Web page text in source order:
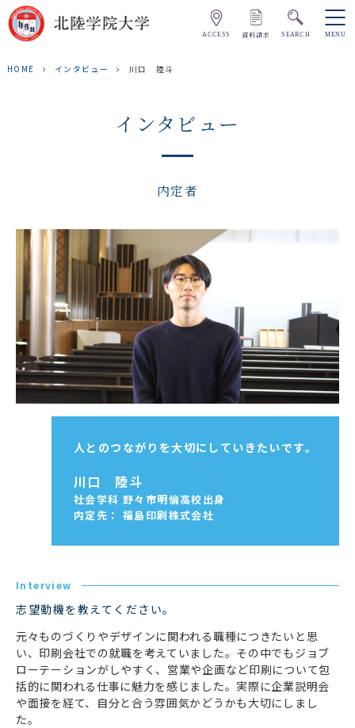
ACCESS 資料請求 SEARCH MENU
HOME インタビュー 川口 陸斗
インタビュー
内定者
人とのつながりを大切にしていきたいです。
川口 陸斗
社会学科 野々市明倫高校出身
内定先： 福島印刷株式会社
Interview
志望動機を教えてください。
元々ものづくりやデザインに関われる職種につきたいと思
い、印刷会社での就職を考えていました。その中でもジョブ
ローテーションがしやすく、営業や企画など印刷について包
括的に関われる仕事に魅力を感じました。実際に企業説明会
や面接を経て、自分と合う雰囲気かどうかも大切にしまし
た。